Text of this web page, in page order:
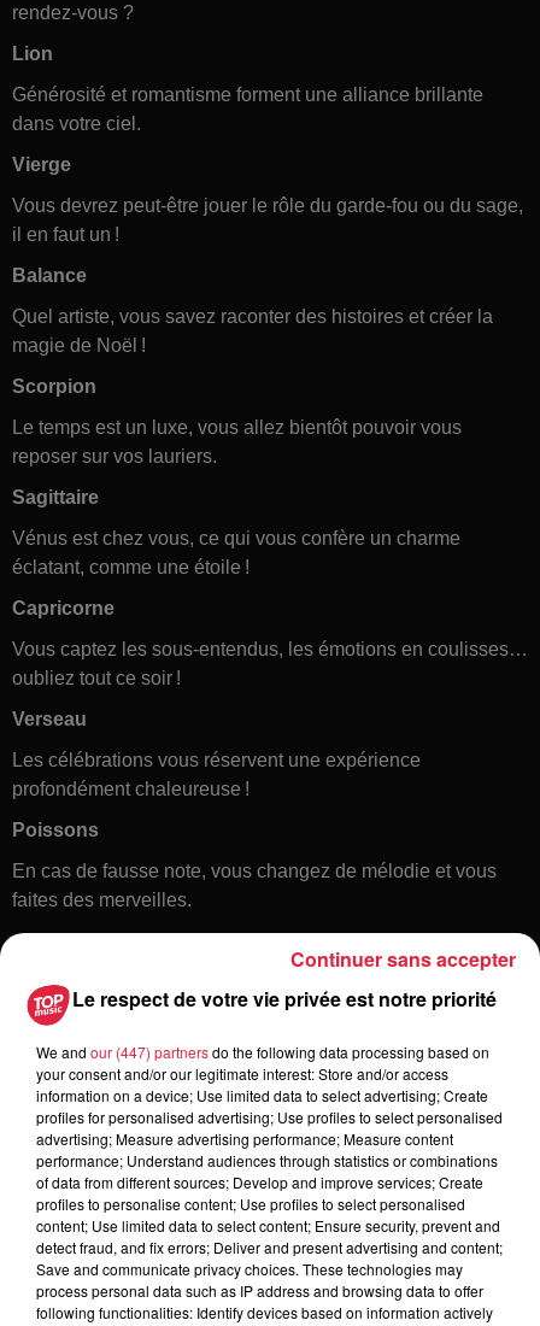
rendez-vous ?
Lion
Générosité et romantisme forment une alliance brillante
dans votre ciel.
Vierge
Vous devrez peut-être jouer le rôle du garde-fou ou du sage,
il en faut un !
Balance
Quel artiste, vous savez raconter des histoires et créer la
magie de Noël !
Scorpion
Le temps est un luxe, vous allez bientôt pouvoir vous
reposer sur vos lauriers.
Sagittaire
Vénus est chez vous, ce qui vous confère un charme
éclatant, comme une étoile !
Capricorne
Vous captez les sous-entendus, les émotions en coulisses…
oubliez tout ce soir !
Verseau
Les célébrations vous réservent une expérience
profondément chaleureuse !
Poissons
En cas de fausse note, vous changez de mélodie et vous
faites des merveilles.
Toute l'actu
6 août 2026
À Hoerdt, de l’eau brune sort des
robinets
Le respect de votre vie privée est notre priorité
We and our (447) partnersdo the following data processing based on
your consent and/or our legitimate interest: Store and/or access
information on a device; Use limited data to select advertising; Create
profiles for personalised advertising; Use profiles to select personalised
advertising; Measure advertising performance; Measure content
performance; Understand audiences through statistics or combinations
of data from different sources; Develop and improve services; Create
profiles to personalise content; Use profiles to select personalised
content; Use limited data to select content; Ensure security, prevent and
detect fraud, and fix errors; Deliver and present advertising and content;
Save and communicate privacy choices. These technologies may
process personal data such as IP address and browsing data to offer
following functionalities: Identify devices based on information actively
Continuer sans accepter